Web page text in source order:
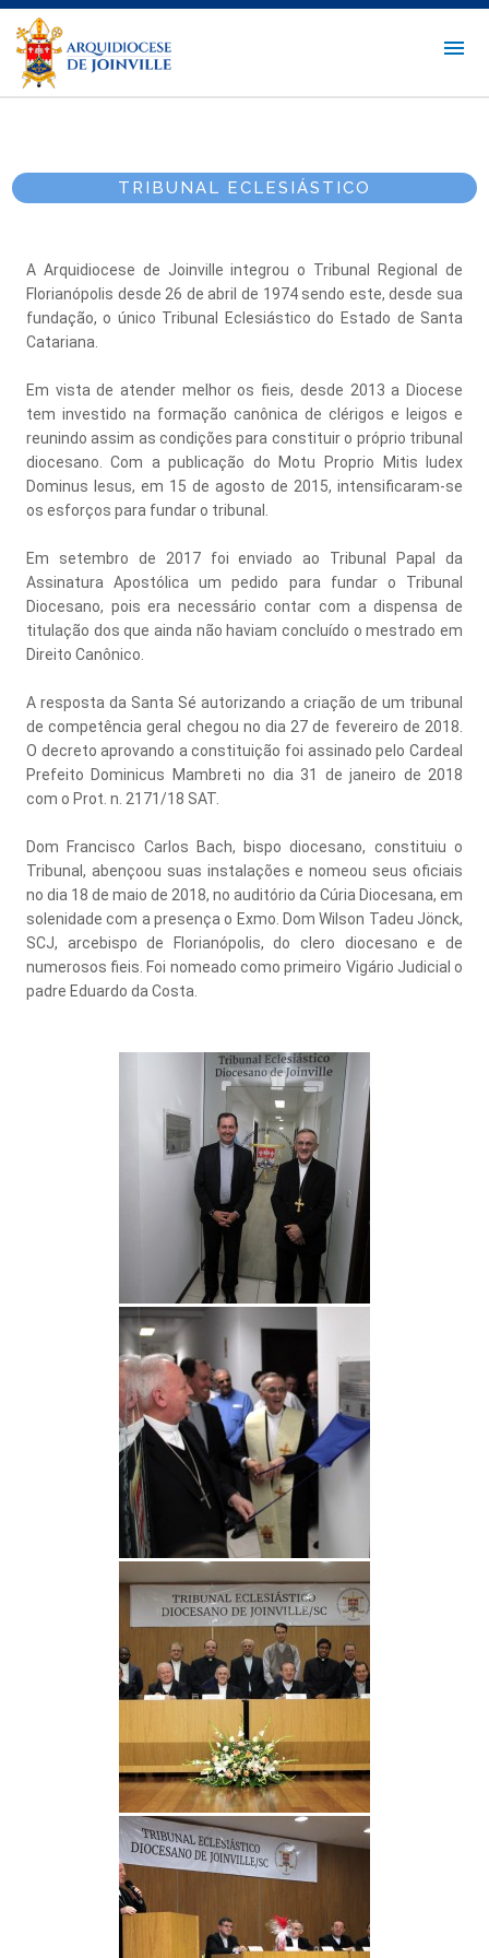
TRIBUNAL ECLESIÁSTICO
A Arquidiocese de Joinville integrou o Tribunal Regional de
Florianópolis desde 26 de abril de 1974 sendo este, desde sua
fundação, o único Tribunal Eclesiástico do Estado de Santa
Catariana.
Em vista de atender melhor os fieis, desde 2013 a Diocese
tem investido na formação canônica de clérigos e leigos e
reunindo assim as condições para constituir o próprio tribunal
diocesano. Com a publicação do Motu Proprio Mitis Iudex
Dominus Iesus, em 15 de agosto de 2015, intensificaram-se
os esforços para fundar o tribunal.
Em setembro de 2017 foi enviado ao Tribunal Papal da
Assinatura Apostólica um pedido para fundar o Tribunal
Diocesano, pois era necessário contar com a dispensa de
titulação dos que ainda não haviam concluído o mestrado em
Direito Canônico.
A resposta da Santa Sé autorizando a criação de um tribunal
de competência geral chegou no dia 27 de fevereiro de 2018.
O decreto aprovando a constituição foi assinado pelo Cardeal
Prefeito Dominicus Mambreti no dia 31 de janeiro de 2018
com o Prot. n. 2171/18 SAT.
Dom Francisco Carlos Bach, bispo diocesano, constituiu o
Tribunal, abençoou suas instalações e nomeou seus oficiais
no dia 18 de maio de 2018, no auditório da Cúria Diocesana, em
solenidade com a presença o Exmo. Dom Wilson Tadeu Jönck,
SCJ, arcebispo de Florianópolis, do clero diocesano e de
numerosos fieis. Foi nomeado como primeiro Vigário Judicial o
padre Eduardo da Costa.